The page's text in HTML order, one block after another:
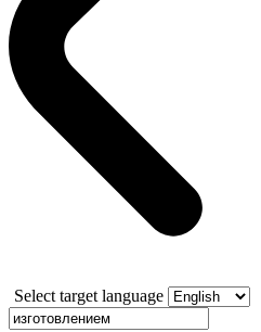
Select target language